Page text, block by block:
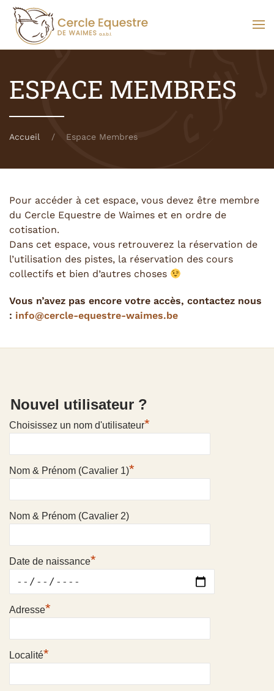
Skip to main content
ESPACE MEMBRES
Accueil Espace Membres
Pour accéder à cet espace, vous devez être membre
du Cercle Equestre de Waimes et en ordre de
cotisation.
Dans cet espace, vous retrouverez la réservation de
l’utilisation des pistes, la réservation des cours
collectifs et bien d’autres choses
Vous n’avez pas encore votre accès, contactez nous
: info@cercle-equestre-waimes.be
Nouvel utilisateur ?
Choisissez un nom d'utilisateur*
Nom & Prénom (Cavalier 1)*
Nom & Prénom (Cavalier 2)
Date de naissance*
Adresse*
Localité*